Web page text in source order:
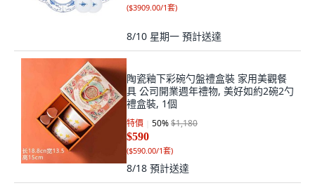
($3909.00/1套)
8/10 星期一 預計送達
陶瓷釉下彩碗勺盤禮盒裝 家用美觀餐
具 公司開業週年禮物, 美好如約2碗2勺
禮盒裝, 1個
特價 50%$1,180
$590
($590.00/1套)
8/18 預計送達